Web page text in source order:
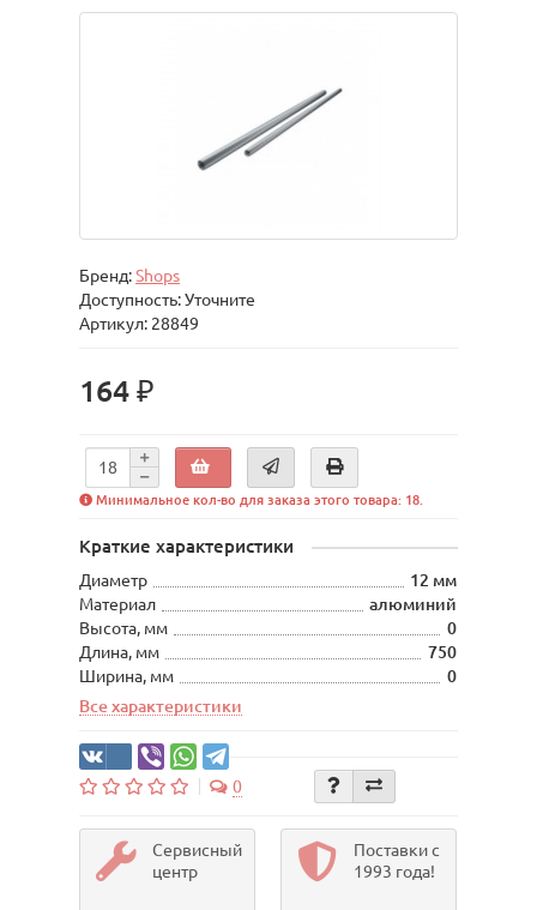
Бренд:Shops
Доступность: Уточните
Артикул: 28849
164 ₽
Минимальное кол-во для заказа этого товара: 18.
Краткие характеристики
Диаметр
12 мм
Материал
алюминий
Высота, мм
0
Длина, мм
750
Ширина, мм
0
Все характеристики
0
Сервисный
центр
Поставки с
1993 года!